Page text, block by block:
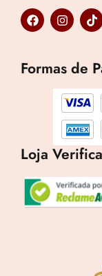
F
a
o
I
n
g
a
m
T
i
o
k
Formas de
Loja